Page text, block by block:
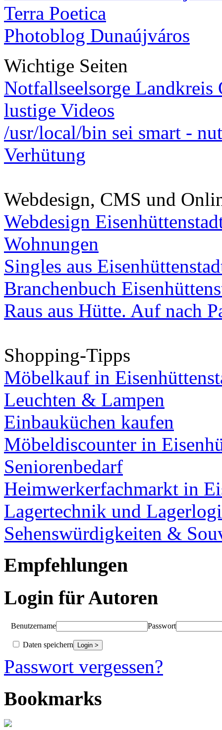
Terra Poetica
Photoblog Dunaújváros
Wichtige Seiten
Notfallseelsorge Landkreis
lustige Videos
/usr/local/bin sei smart -
Verhütung
Webdesign, CMS und
Webdesign
Wohnungen
Singles aus
Branchenbuch
Raus aus Hütte. Auf nach
Shopping-Tipps
Möbelkauf in
Leuchten & Lampen
Einbauküchen kaufen
Möbeldiscounter in
Seniorenbedarf
Heimwerkerfachmarkt in
Lagertechnik und
Sehenswürdigkeiten &
Empfehlungen
Login für Autoren
Benutzername Passwort
Daten speichern
Passwort vergessen?
Bookmarks